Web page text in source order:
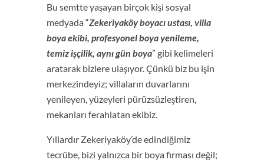
Bu semtte yaşayan birçok kişi sosyal
medyada “Zekeriyaköy boyacı ustası, villa
boya ekibi, profesyonel boya yenileme,
temiz işçilik, aynı gün boya” gibi kelimeleri
aratarak bizlere ulaşıyor. Çünkü biz bu işin
merkezindeyiz; villaların duvarlarını
yenileyen, yüzeyleri pürüzsüzleştiren,
mekanları ferahlatan ekibiz.
Yıllardır Zekeriyaköy’de edindiğimiz
tecrübe, bizi yalnızca bir boya firması değil;